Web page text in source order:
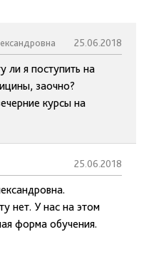
25.06.2018
ли я поступить на
заочно?
курсы на
25.06.2018
нет. У нас на этом
форма обучения.